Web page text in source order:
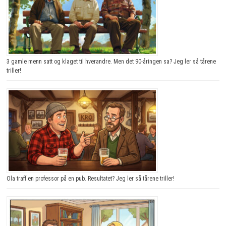
3 gamle menn satt og klaget til hverandre. Men det 90-åringen sa? Jeg ler så tårene
triller!
Ola traff en professor på en pub. Resultatet? Jeg ler så tårene triller!